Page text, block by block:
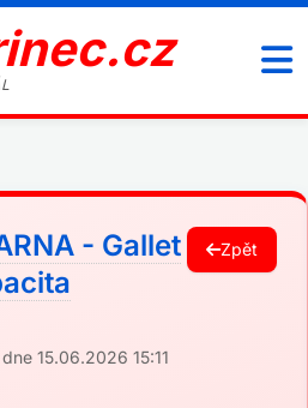
- Gallet
15.06.2026 15:11
Zpět